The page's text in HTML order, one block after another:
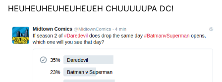
HEUHEUHEUHEUHEUEH CHUUUUUPA DC!